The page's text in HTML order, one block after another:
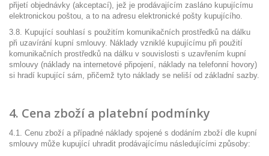
přijetí objednávky (akceptací), jež je prodávajícím zasláno kupujícímu
elektronickou poštou, a to na adresu elektronické pošty kupujícího.
3.8. Kupující souhlasí s použitím komunikačních prostředků na dálku
při uzavírání kupní smlouvy. Náklady vzniklé kupujícímu při použití
komunikačních prostředků na dálku v souvislosti s uzavřením kupní
smlouvy (náklady na internetové připojení, náklady na telefonní hovory)
si hradí kupující sám, přičemž tyto náklady se neliší od základní sazby.
4. Cena zboží a platební podmínky
4.1. Cenu zboží a případné náklady spojené s dodáním zboží dle kupní
smlouvy může kupující uhradit prodávajícímu následujícími způsoby: